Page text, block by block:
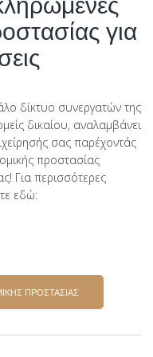
για
δίκτυο συνεργατών της
δικαίου, αναλαμβάνει
σας παρέχοντάς
προστασίας
Για περισσότερες
εδώ:
ΠΡΟΣΤΑΣΙΑΣ